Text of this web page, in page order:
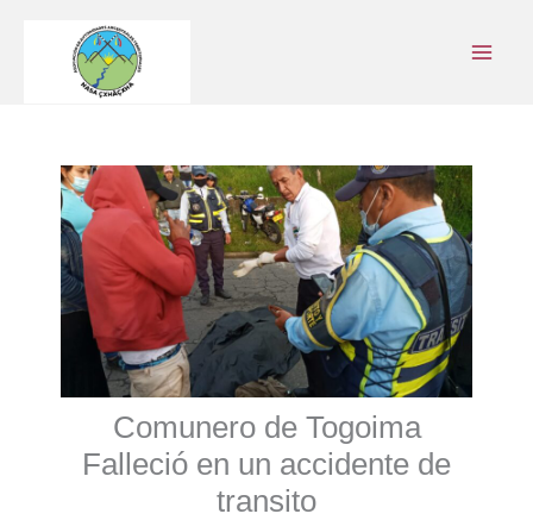
contenido
Comunero de Togoima
Falleció en un accidente de
transito